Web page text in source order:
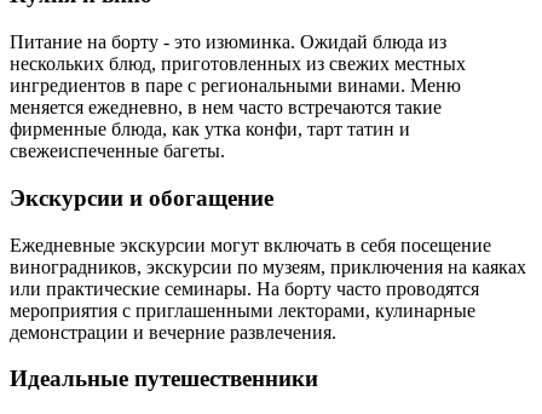
Питание на борту - это изюминка. Ожидай блюда из
нескольких блюд, приготовленных из свежих местных
ингредиентов в паре с региональными винами. Меню
меняется ежедневно, в нем часто встречаются такие
фирменные блюда, как утка конфи, тарт татин и
свежеиспеченные багеты.
Экскурсии и обогащение
Ежедневные экскурсии могут включать в себя посещение
виноградников, экскурсии по музеям, приключения на каяках
или практические семинары. На борту часто проводятся
мероприятия с приглашенными лекторами, кулинарные
демонстрации и вечерние развлечения.
Идеальные путешественники